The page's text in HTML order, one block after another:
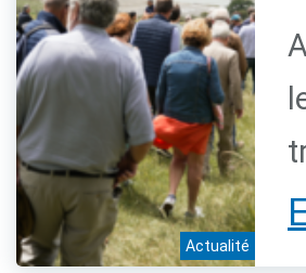
Actualité